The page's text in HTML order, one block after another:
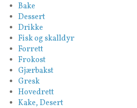
Bake
Dessert
Drikke
Fisk og skalldyr
Forrett
Frokost
Gjærbakst
Gresk
Hovedrett
Kake, Desert